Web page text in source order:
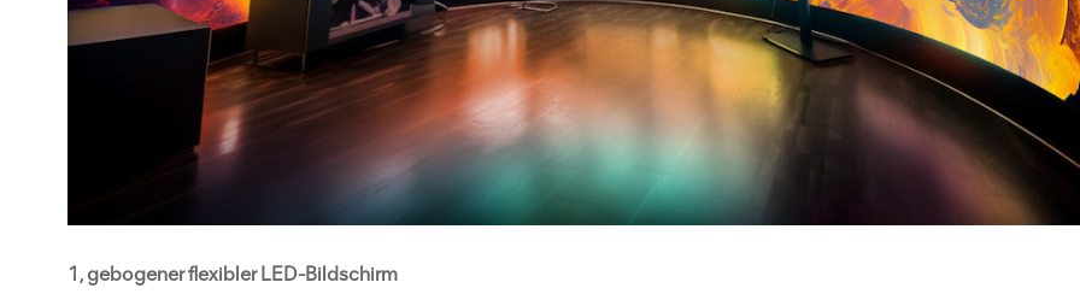
1, gebogener flexibler LED-Bildschirm